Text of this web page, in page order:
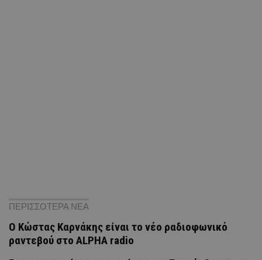
ΠΕΡΙΣΣΟΤΕΡΑ ΝΕΑ
Ο Κώστας Καρνάκης είναι το νέο ραδιοφωνικό
ραντεβού στο ALPHA radio